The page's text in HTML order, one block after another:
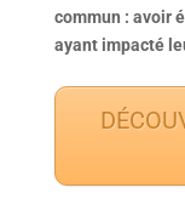
commun : avoir
ayant impacté